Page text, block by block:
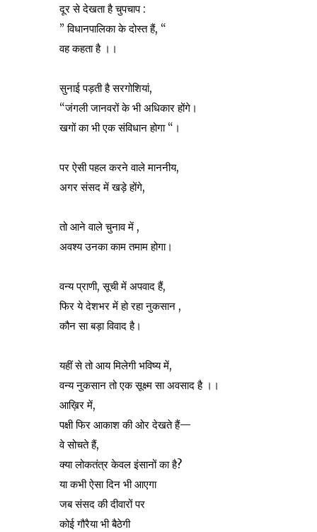
दूर से देखता है चुपचाप :
” विधानपालिका के दोस्त हैं, “
वह कहता है ।।
सुनाई पड़ती है सरगोशियां,
“जंगली जानवरों के भी अधिकार होंगे।
खगों का भी एक संविधान होगा “।
पर ऐसी पहल करने वाले माननीय,
अगर संसद में खड़े होंगे,
तो आने वाले चुनाव में ,
अवश्य उनका काम तमाम होगा।
वन्य प्राणी, सूची में अपवाद हैं,
फिर ये देशभर में हो रहा नुकसान ,
कौन सा बड़ा विवाद है।
यहीं से तो आय मिलेगी भविष्य में,
वन्य नुकसान तो एक सूक्ष्म सा अवसाद है ।।
आख़िर में,
पक्षी फिर आकाश की ओर देखते हैं—
वे सोचते हैं,
क्या लोकतंत्र केवल इंसानों का है?
या कभी ऐसा दिन भी आएगा
जब संसद की दीवारों पर
कोई गौरैया भी बैठेगी